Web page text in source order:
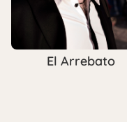
El Arrebato